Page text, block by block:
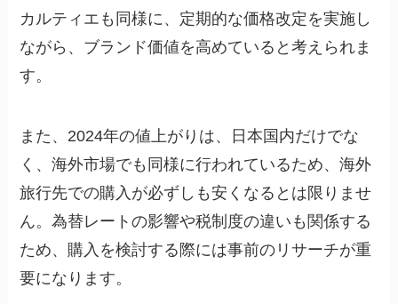
カルティエも同様に、定期的な価格改定を実施し
ながら、ブランド価値を高めていると考えられま
す。
また、2024年の値上がりは、日本国内だけでな
く、海外市場でも同様に行われているため、海外
旅行先での購入が必ずしも安くなるとは限りませ
ん。為替レートの影響や税制度の違いも関係する
ため、購入を検討する際には事前のリサーチが重
要になります。